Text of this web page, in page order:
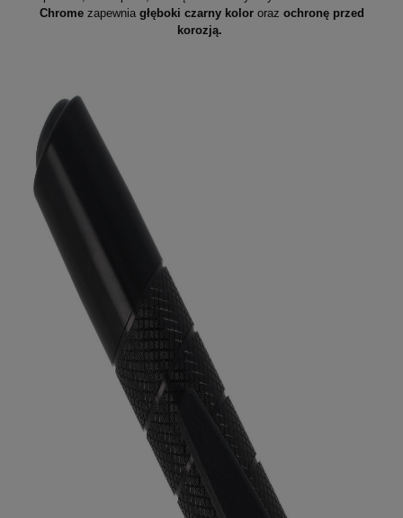
Chromezapewnia głęboki czarny kolororaz ochronę przed
korozją.